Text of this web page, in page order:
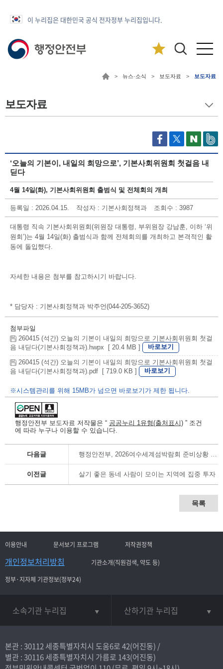
이 누리집은 대한민국 공식 전자정부 누리집입니다.
보도자료
> 뉴스·소식 > 보도자료 > 보도자료
‘오늘의 기본이, 내일의 희망으로’, 기본사회위원회 첫걸음 내
딛다
4월 14일(화), 기본사회위원회 출범식 및 전체회의 개최
등록일 : 2026.04.15. 작성자 : 기본사회정책과 조회수 : 3987
대통령 직속 기본사회위원회(위원장 대통령, 부위원장 강남훈, 이하 ‘위
원회’)는 4월 14일(화) 출범식과 함께 전체회의를 개최하고 본격적인 활
동에 돌입했다.
자세한 내용은 첨부를 참고하시기 바랍니다.
* 담당자 : 기본사회정책과 박주언(044-205-3652)
첨부파일
260415 (석간) 오늘의 기본이 내일의 희망으로 기본사회위원회 첫걸
음 내딛다(기본사회정책과).hwpx [ 20.4 MB ]
바로보기
260415 (석간) 오늘의 기본이 내일의 희망으로 기본사회위원회 첫걸
음 내딛다(기본사회정책과).pdf [ 719.0 KB ]
바로보기
※시스템관리를 위해 15MB가 넘으면 바로보기가 제한 됩니다.
행정안전부 보도자료 저작물은 “ 공공누리 1유형(출처표시) ” 조건
에 따라 누구나 이용할 수 있습니다.
다음글 행정안전부, 2026여수세계섬박람회 준비상황 점검 나선다
이전글 살기 좋은 동네 사람이 모이는 지역에 집중 투자
목록
이용안내 문서보기 프로그램 저작권정책
개인정보처리방침
기관소개(직원검색, 약도 등)
정부·지자체 기관정보(정부24)
소속기관 누리집 산하기관 누리집
본관 : 30112 세종특별자치시 도움6로 42(어진동) /
별관 : 30116 세종특별자치시 가름로 143(어진동)